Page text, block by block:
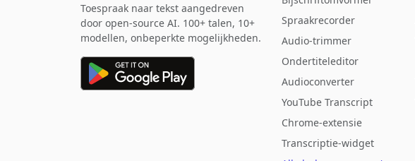
Toespraak naar tekst aangedreven
door open-source AI. 100+ talen, 10+
modellen, onbeperkte mogelijkheden.
Spraakrecorder
Audio-trimmer
Ondertiteleditor
Audioconverter
YouTube Transcript
Chrome-extensie
Transcriptie-widget